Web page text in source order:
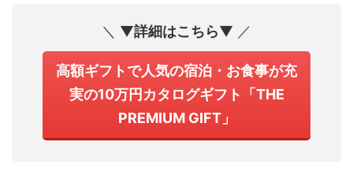
＼ ▼詳細はこちら▼ ／
高額ギフトで人気の宿泊・お食事が充
実の10万円カタログギフト「THE
PREMIUM GIFT」